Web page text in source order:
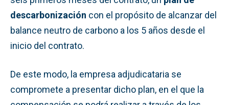
descarbonización con el propósito de alcanzar del
balance neutro de carbono a los 5 años desde el
inicio del contrato.
De este modo, la empresa adjudicataria se
compromete a presentar dicho plan, en el que la